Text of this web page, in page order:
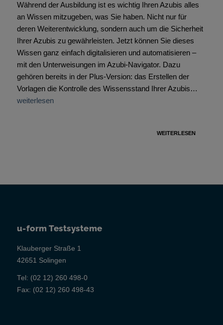
Während der Ausbildung ist es wichtig Ihren Azubis alles
an Wissen mitzugeben, was Sie haben. Nicht nur für
deren Weiterentwicklung, sondern auch um die Sicherheit
Ihrer Azubis zu gewährleisten. Jetzt können Sie dieses
Wissen ganz einfach digitalisieren und automatisieren –
mit den Unterweisungen im Azubi-Navigator. Dazu
gehören bereits in der Plus-Version: das Erstellen der
Vorlagen die Kontrolle des Wissensstand Ihrer Azubis…
weiterlesen
WEITERLESEN
u-form Testsysteme
Klauberger Straße 1
42651 Solingen
Tel: (02 12) 260 498-0
Fax: (02 12) 260 498-43